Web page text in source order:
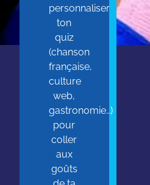
personnaliser
ton
quiz
(chanson
française,
culture
web,
gastronomie…)
pour
coller
aux
goûts